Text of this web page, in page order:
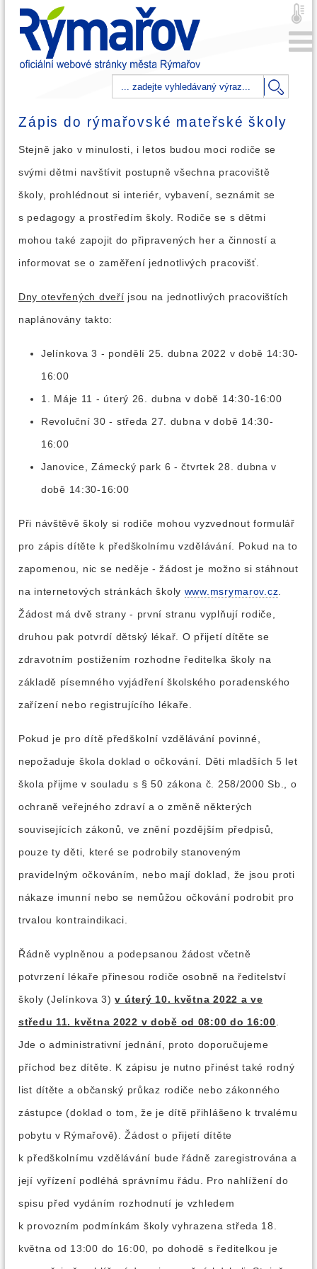
Zápis do rýmařovské mateřské školy
Stejně jako v minulosti, i letos budou moci rodiče se
svými dětmi navštívit postupně všechna pracoviště
školy, prohlédnout si interiér, vybavení, seznámit se
s pedagogy a prostředím školy. Rodiče se s dětmi
mohou také zapojit do připravených her a činností a
informovat se o zaměření jednotlivých pracovišť.
Dny otevřených dveří jsou na jednotlivých pracovištích
naplánovány takto:
Jelínkova 3 - pondělí 25. dubna 2022 v době 14:30-
16:00
1. Máje 11 - úterý 26. dubna v době 14:30-16:00
Revoluční 30 - středa 27. dubna v době 14:30-
16:00
Janovice, Zámecký park 6 - čtvrtek 28. dubna v
době 14:30-16:00
Při návštěvě školy si rodiče mohou vyzvednout formulář
pro zápis dítěte k předškolnímu vzdělávání. Pokud na to
zapomenou, nic se neděje - žádost je možno si stáhnout
na internetových stránkách školy www.msrymarov.cz
Žádost má dvě strany - první stranu vyplňují rodiče,
druhou pak potvrdí dětský lékař. O přijetí dítěte se
zdravotním postižením rozhodne ředitelka školy na
základě písemného vyjádření školského poradenského
zařízení nebo registrujícího lékaře.
Pokud je pro dítě předškolní vzdělávání povinné,
nepožaduje škola doklad o očkování. Děti mladších 5 let
škola přijme v souladu s § 50 zákona č. 258/2000 Sb., o
ochraně veřejného zdraví a o změně některých
souvisejících zákonů, ve znění pozdějším předpisů,
pouze ty děti, které se podrobily stanoveným
pravidelným očkováním, nebo mají doklad, že jsou proti
nákaze imunní nebo se nemůžou očkování podrobit pro
trvalou kontraindikaci.
Řádně vyplněnou a podepsanou žádost včetně
potvrzení lékaře přinesou rodiče osobně na ředitelství
školy (Jelínkova 3)v úterý 10. května 2022 a ve
středu 11. května 2022 v době od 08:00 do 16:00
Jde o administrativní jednání, proto doporučujeme
příchod bez dítěte. K zápisu je nutno přinést také rodný
list dítěte a občanský průkaz rodiče nebo zákonného
zástupce (doklad o tom, že je dítě přihlášeno k trvalému
pobytu v Rýmařově). Žádost o přijetí dítěte
k předškolnímu vzdělávání bude řádně zaregistrována a
její vyřízení podléhá správnímu řádu. Pro nahlížení do
spisu před vydáním rozhodnutí je vzhledem
k provozním podmínkám školy vyhrazena středa 18.
května od 13:00 do 16:00, po dohodě s ředitelkou je